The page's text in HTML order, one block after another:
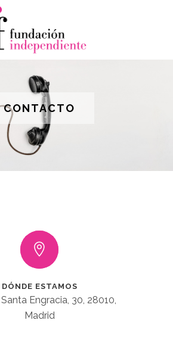
CONTACTO
DÓNDE ESTAMOS
Engracia, 30, 28010,
Madrid